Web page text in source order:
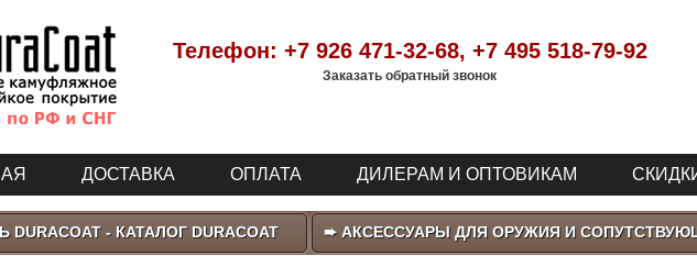
Телефон: +7 926 471-32-68, +7 495 518-79-92
Заказать обратный звонок
ДОСТАВКА ОПЛАТА ДИЛЕРАМ И ОПТОВИКАМ
DURACOAT - КАТАЛОГ DURACOAT ➨ АКСЕССУАРЫ ДЛЯ ОРУЖИЯ И